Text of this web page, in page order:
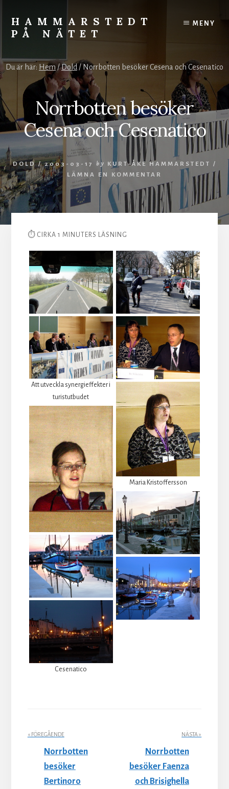
content
HAMMARSTEDT
PÅ NÄTET
övervinner
kyla.
Stillhet
övervinner
hetta.
Vila
och
styr
världen.
MENY
Du är här: Hem /Dold /Norrbotten besöker Cesena och Cesenatico
Norrbotten besöker
Cesena och Cesenatico
DOLD/ 2003-03-17 by KURT-ÅKE HAMMARSTEDT
/
LÄMNA EN KOMMENTAR
⏱ CIRKA 1 MINUTERS LÄSNING
Att utveckla synergieffekter i
turistutbudet
Maria Kristoffersson
Cesenatico
« FÖREGÅENDE
Norrbotten
besöker
Bertinoro
NÄSTA »
Norrbotten
besöker Faenza
och Brisighella